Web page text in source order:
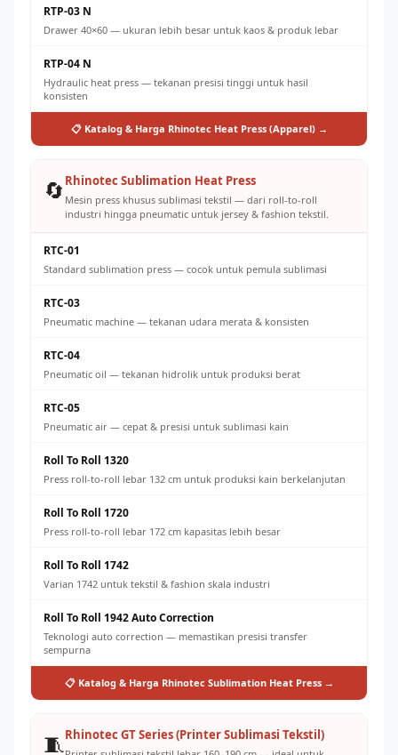
RTP-03 N
Drawer 40×60 — ukuran lebih besar untuk kaos & produk lebar
RTP-04 N
Hydraulic heat press — tekanan presisi tinggi untuk hasil
konsisten
📋 Katalog & Harga Rhinotec Heat Press (Apparel) →
🔄 Rhinotec Sublimation Heat Press
Mesin press khusus sublimasi tekstil — dari roll-to-roll
industri hingga pneumatic untuk jersey & fashion tekstil.
RTC-01
Standard sublimation press — cocok untuk pemula sublimasi
RTC-03
Pneumatic machine — tekanan udara merata & konsisten
RTC-04
Pneumatic oil — tekanan hidrolik untuk produksi berat
RTC-05
Pneumatic air — cepat & presisi untuk sublimasi kain
Roll To Roll 1320
Press roll-to-roll lebar 132 cm untuk produksi kain berkelanjutan
Roll To Roll 1720
Press roll-to-roll lebar 172 cm kapasitas lebih besar
Roll To Roll 1742
Varian 1742 untuk tekstil & fashion skala industri
Roll To Roll 1942 Auto Correction
Teknologi auto correction — memastikan presisi transfer
sempurna
📋 Katalog & Harga Rhinotec Sublimation Heat Press →
🧵Rhinotec GT Series (Printer Sublimasi Tekstil)